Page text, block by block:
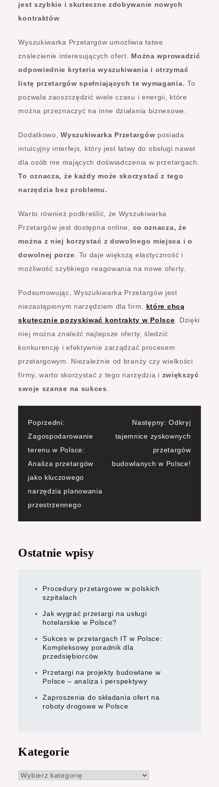
jest szybkie i skuteczne zdobywanie nowych
kontraktów.
Wyszukiwarka Przetargów umożliwia łatwe
znalezienie interesujących ofert. Można wprowadzić
odpowiednie kryteria wyszukiwania i otrzymać
listę przetargów spełniających te wymagania. To
pozwala zaoszczędzić wiele czasu i energii, które
można przeznaczyć na inne działania biznesowe.
Dodatkowo,Wyszukiwarka Przetargów posiada
intuicyjny interfejs, który jest łatwy do obsługi nawet
dla osób nie mających doświadczenia w przetargach.
To oznacza, że każdy może skorzystać z tego
narzędzia bez problemu.
Warto również podkreślić, że Wyszukiwarka
Przetargów jest dostępna online, co oznacza, że
można z niej korzystać z dowolnego miejsca i o
dowolnej porze. To daje większą elastyczność i
możliwość szybkiego reagowania na nowe oferty.
Podsumowując, Wyszukiwarka Przetargów jest
niezastąpionym narzędziem dla firm, które chcą
skutecznie pozyskiwać kontrakty w Polsce. Dzięki
niej można znaleźć najlepsze oferty, śledzić
konkurencję i efektywnie zarządzać procesem
przetargowym. Niezależnie od branży czy wielkości
firmy, warto skorzystać z tego narzędzia i zwiększyć
swoje szanse na sukces.
Nawigacja
wpisu
Poprzedni:
Zagospodarowanie
terenu w Polsce:
Analiza przetargów
jako kluczowego
narzędzia planowania
przestrzennego
Następny: Odkryj
tajemnice zyskownych
przetargów
budowlanych w Polsce!
Ostatnie wpisy
Procedury przetargowe w polskich
szpitalach
Jak wygrać przetargi na usługi
hotelarskie w Polsce?
Sukces w przetargach IT w Polsce:
Kompleksowy poradnik dla
przedsiębiorców
Przetargi na projekty budowlane w
Polsce – analiza i perspektywy
Zaproszenia do składania ofert na
roboty drogowe w Polsce
Kategorie
Kategorie